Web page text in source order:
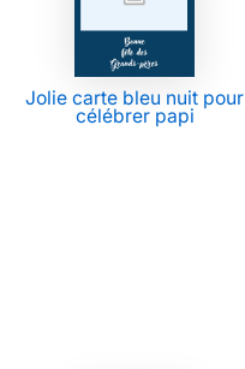
Jolie carte bleu nuit pour
célébrer papi